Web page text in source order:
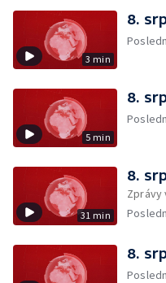
3 min
8.
5 min
8.
31 min
8.
Zprávy
8.